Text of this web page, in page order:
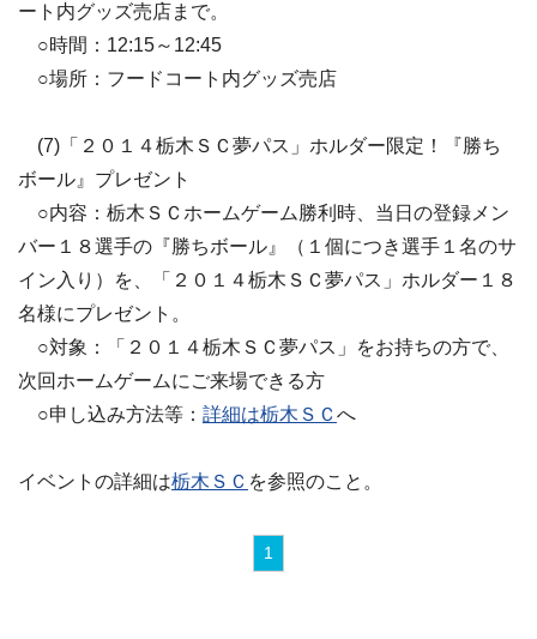
ート内グッズ売店まで。
○時間：12:15～12:45
○場所：フードコート内グッズ売店
(7)「２０１４栃木ＳＣ夢パス」ホルダー限定！『勝ち
ボール』プレゼント
○内容：栃木ＳＣホームゲーム勝利時、当日の登録メン
バー１８選手の『勝ちボール』（１個につき選手１名のサ
イン入り）を、「２０１４栃木ＳＣ夢パス」ホルダー１８
名様にプレゼント。
○対象：「２０１４栃木ＳＣ夢パス」をお持ちの方で、
次回ホームゲームにご来場できる方
○申し込み方法等： 詳細は栃木ＳＣ へ
イベントの詳細は栃木ＳＣ を参照のこと。
1